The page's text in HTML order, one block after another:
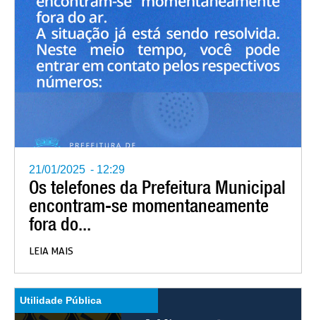
21/01/2025 - 12:29
Os telefones da Prefeitura Municipal
encontram-se momentaneamente
fora do...
LEIA MAIS
Utilidade Pública